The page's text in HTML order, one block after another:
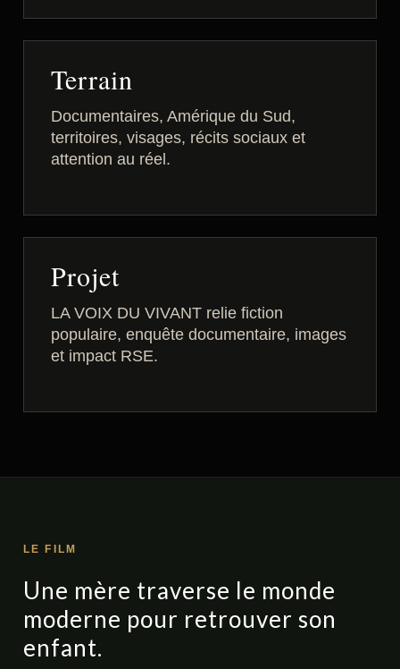
Terrain
Documentaires, Amérique du Sud,
territoires, visages, récits sociaux et
attention au réel.
Projet
LA VOIX DU VIVANT relie fiction
populaire, enquête documentaire, images
et impact RSE.
LE FILM
Une mère traverse le monde
moderne pour retrouver son
enfant.